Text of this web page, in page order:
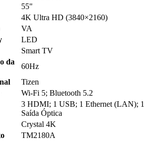
55"
4K Ultra HD (3840×2160)
VA
LED
Smart TV
da
60Hz
Tizen
Wi-Fi 5; Bluetooth 5.2
3 HDMI; 1 USB; 1 Ethernet (LAN); 1
Saída Óptica
Crystal 4K
TM2180A